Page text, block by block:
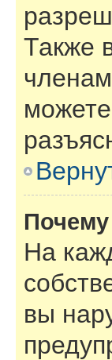
Также
На
вы